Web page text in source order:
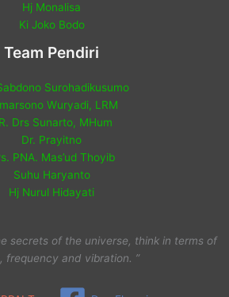
Hj Monalisa
Ki Joko Bodo
Team Pendiri
Surohadikusumo
Wuryadi, LRM
Drs Sunarto, MHum
Dr. Prayitno
PNA. Mas’ud Thoyib
Suhu Haryanto
Hj Nurul Hidayati
secrets of the universe, think in terms of
frequency and vibration. ”